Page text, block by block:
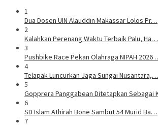
1
Dua Dosen UIN Alauddin Makassar Lolos Pr…
2
Kalahkan Perenang Waktu Terbaik Palu, Ha…
3
Pushbike Race Pekan Olahraga NIPAH 2026
4
Telapak Luncurkan Jaga Sungai Nusantara,…
5
Gopprera Panggabean Ditetapkan Sebagai
6
SD Islam Athirah Bone Sambut 54 Murid Ba…
7